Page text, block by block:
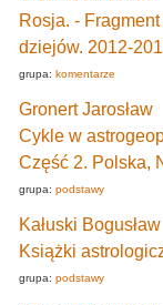
Rosja. -
dziejów. 2012-
grupa: komentarze
Gronert Jarosław
Cykle w
Część 2. Polska,
grupa: podstawy
Kałuski Bogusław
Książki
grupa: podstawy